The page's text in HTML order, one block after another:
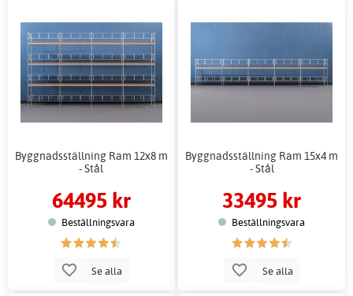
Byggnadsställning Ram 12x8 m
- Stål
64495 kr
Beställningsvara
Se alla
Byggnadsställning Ram 15x4 m
- Stål
33495 kr
Beställningsvara
Se alla